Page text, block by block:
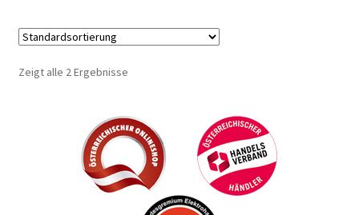
Zeigt alle 2 Ergebnisse